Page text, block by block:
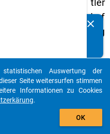
tler
bef
rag
g
20
16
Details
clear
auto_stories
add_shopping_cart
Auswertung der
Seite weitersurfen stimmen
Informationen zu Cookies
.
OK